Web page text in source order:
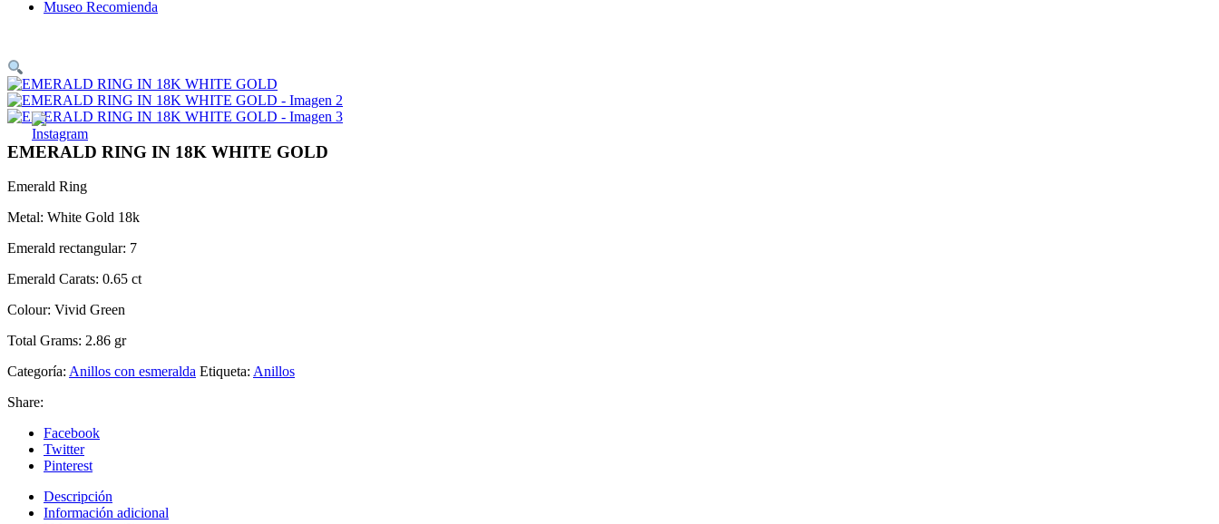
Museo Recomienda
EMERALD RING IN 18K WHITE GOLD
Emerald Ring
Metal: White Gold 18k
Emerald rectangular: 7
Emerald Carats: 0.65 ct
Colour: Vivid Green
Total Grams: 2.86 gr
Categoría: Anillos con esmeralda Etiqueta: Anillos
Share:
Facebook
Twitter
Pinterest
Descripción
Información adicional